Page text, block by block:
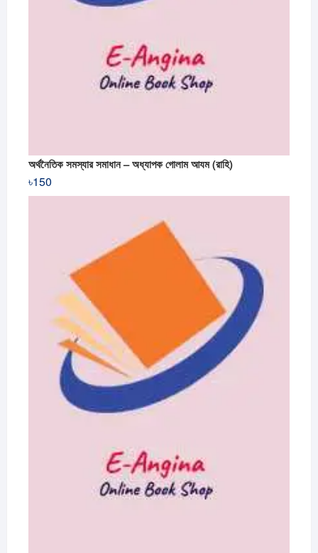
অর্থনৈতিক সমস্যার সমাধান – অধ্যাপক গোলাম আযম (রাহি)
৳150